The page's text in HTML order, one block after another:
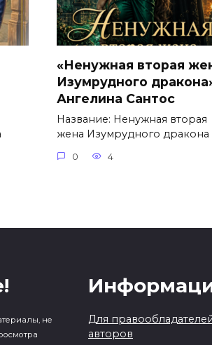
«Ненужная вторая
Изумрудного
Ангелина Сантос
Название: Ненужная вторая
жена Изумрудного дракона
0 4
не
Для
авторов